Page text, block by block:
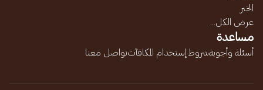
الخبر
عرض الكل...
مساعدة
أسئلة وأجوبةشروط إستخدام المكافآتتواصل معنا